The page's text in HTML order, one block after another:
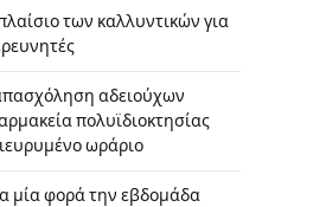
των καλλυντικών για
αδειούχων
πολυϊδιοκτησίας
ωράριο
μία φορά την εβδομάδα